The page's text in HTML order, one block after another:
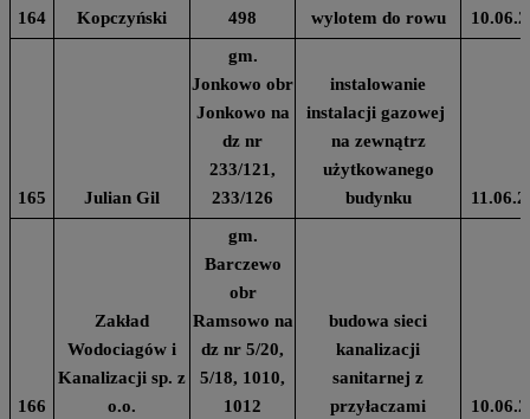
164
Kopczyński
498
wylotem do rowu
165 Julian Gil
gm.
Jonkowo obr
Jonkowo na
dz nr
233/121,
233/126
instalowanie
instalacji gazowej
na zewnątrz
użytkowanego
budynku
166
Zakład
Wodociagów i
Kanalizacji sp. z
o.o.
gm.
Barczewo
obr
Ramsowo na
dz nr 5/20,
5/18, 1010,
1012
budowa sieci
kanalizacji
sanitarnej z
przyłaczami